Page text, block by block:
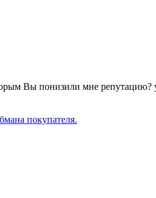
Вы понизили мне
покупателя.